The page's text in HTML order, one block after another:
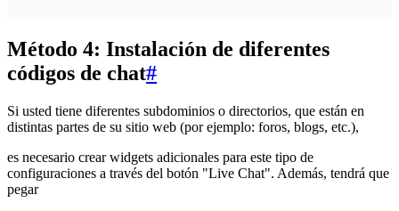
Método 4: Instalación de diferentes
códigos de chat#
Si usted tiene diferentes subdominios o directorios, que están en
distintas partes de su sitio web (por ejemplo: foros, blogs, etc.),
es necesario crear widgets adicionales para este tipo de
configuraciones a través del botón "Live Chat". Además, tendrá que
pegar